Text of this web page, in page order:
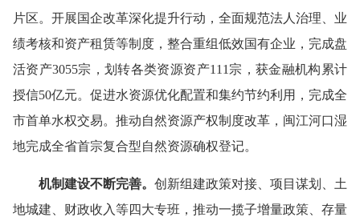
片区。开展国企改革深化提升行动，全面规范法人治理、业
绩考核和资产租赁等制度，整合重组低效国有企业，完成盘
活资产3055宗，划转各类资源资产111宗，获金融机构累计
授信50亿元。促进水资源优化配置和集约节约利用，完成全
市首单水权交易。推动自然资源产权制度改革，闽江河口湿
地完成全省首宗复合型自然资源确权登记。
机制建设不断完善。 创新组建政策对接、项目谋划、土
地城建、财政收入等四大专班，推动一揽子增量政策、存量